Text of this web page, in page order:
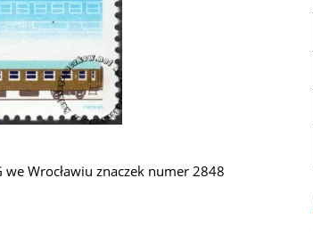
Wrocławiu znaczek numer 2848